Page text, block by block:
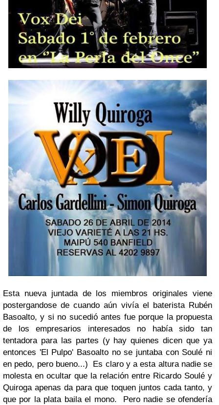
Esta nueva juntada de los miembros originales viene
postergandose de cuando aún vivía el baterista Rubén
Basoalto, y si no sucedió antes fue porque la propuesta
de los empresarios interesados no había sido tan
tentadora para las partes (y hay quienes dicen que ya
entonces 'El Pulpo' Basoalto no se juntaba con Soulé ni
en pedo, pero bueno...) Es claro y a esta altura nadie se
molesta en ocultar que la relación entre Ricardo Soulé y
Quirogaapenas da para que toquen juntos cada tanto, y
que por la plata baila el mono. Pero nadie se ofendería